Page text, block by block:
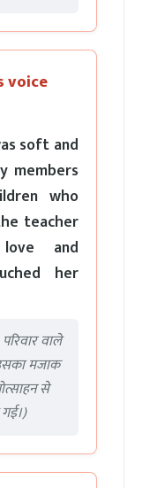
voice
soft and
members
who
teacher
and
her
वाले
मजाक
से